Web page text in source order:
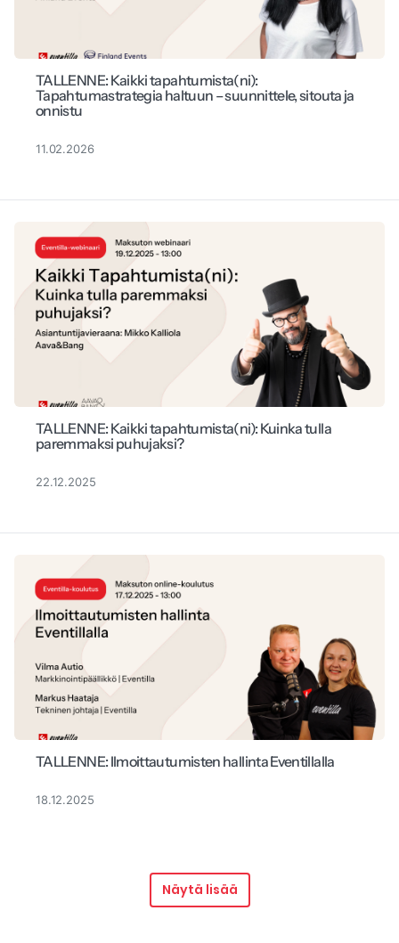
TALLENNE: Kaikki tapahtumista(ni):
Tapahtumastrategia haltuun – suunnittele, sitouta ja
onnistu
11.02.2026
TALLENNE: Kaikki tapahtumista(ni): Kuinka tulla
paremmaksi puhujaksi?
22.12.2025
TALLENNE: Ilmoittautumisten hallinta Eventillalla
18.12.2025
Näytä lisää